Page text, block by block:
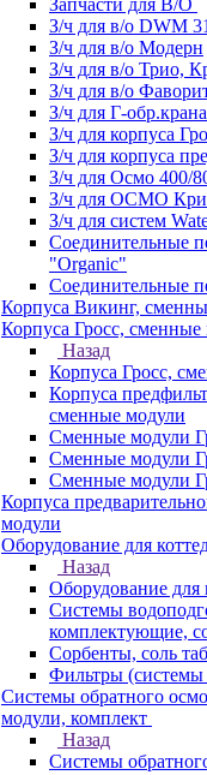
Запчасти для В/О
З/ч для в/о DWM
З/ч для в/о Модерн
З/ч для в/о Трио,
З/ч для в/о
З/ч для Г-обр.крана
З/ч для корпуса
З/ч для корпуса
З/ч для Осмо 400/
З/ч для ОСМО
З/ч для систем
Соединительные
"Organic"
Соединительные
Корпуса Викинг,
Корпуса Гросс, сменные
Назад
Корпуса Гросс,
Корпуса
сменные модули
Сменные модули
Сменные модули
Сменные модули
Корпуса
модули
Оборудование для
Назад
Оборудование для
Системы
комплектующие,
Сорбенты, соль
Фильтры
Системы обратного
модули, комплект
Назад
Системы